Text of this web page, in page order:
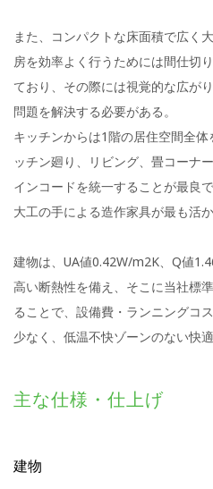
また、コンパクトな床面積で広く
房を効率よく行うためには間仕切
ており、その際には視覚的な広が
問題を解決する必要がある。
キッチンからは1階の居住空間全
ッチン廻り、リビング、畳コーナ
インコードを統一することが最良
大工の手による造作家具が最も活か
建物は、UA値0.42W/m2K、Q値
高い断熱性を備え、そこに当社標
ることで、設備費・ランニングコ
少なく、低温不快ゾーンのない快
主な仕様・仕上げ
建物